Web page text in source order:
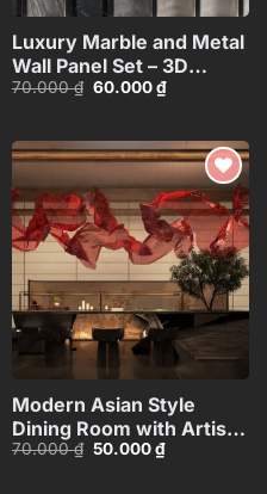
Luxury Marble and Metal
Wall Panel Set – 3D
Model_102195636
70.000₫ Giá
60.000₫Giá
hiện
60.000 ₫.
Add to
wishlist
Modern Asian Style
Dining Room with Artistic
Ceiling
70.000₫ Giá
50.000₫Giá
hiện